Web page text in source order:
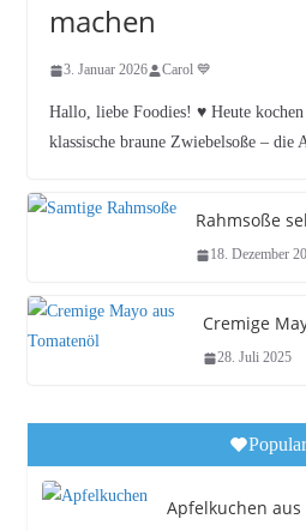
machen
3. Januar 2026 Carol 💙
Hallo, liebe Foodies! ♥︎ Heute
klassische braune Zwiebelsoße –
Rahmsoße
18. Dezember
Cremige
28. Juli 2025
Apfelkuchen